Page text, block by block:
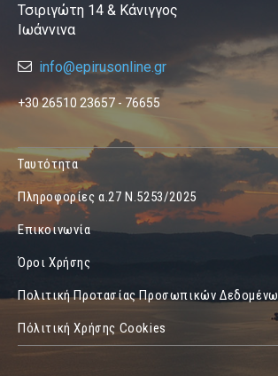
Τσιριγώτη 14 & Κάνιγγος
Ιωάννινα
info@epirusonline.gr
+30 26510 23657 - 76655
Ταυτότητα
Πληροφορίες α.27 Ν.5253/2025
Επικοινωνία
Όροι Χρήσης
Πολιτική Προτασίας Προσωπικών
Πόλιτική Χρήσης Cookies